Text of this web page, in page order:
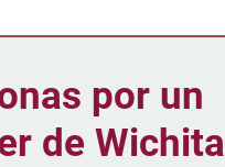
Carreteras Comunidad
por un
de Wichita